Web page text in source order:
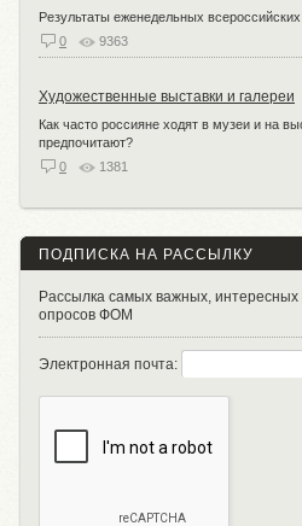
Результаты еженедельных
0
9363
Художественные выставки и галереи
Как часто россияне ходят в музеи и на
предпочитают?
0
1381
ПОДПИСКА НА РАССЫЛКУ
Рассылка самых важных,
опросов ФОМ
Электронная почта: